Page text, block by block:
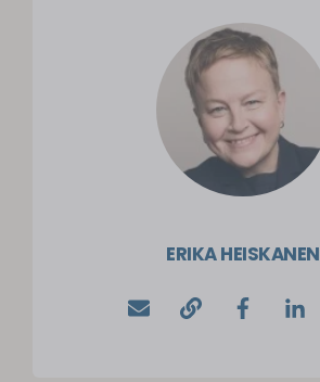
ERIKA HEISKANEN